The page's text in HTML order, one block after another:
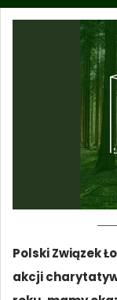
Polski Związek
akcji